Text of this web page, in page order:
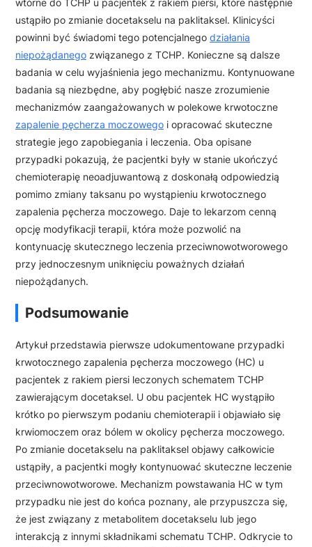
wtórne do TCHP u pacjentek z rakiem piersi, które następnie
ustąpiło po zmianie docetakselu na paklitaksel. Klinicyści
powinni być świadomi tego potencjalnego działania
niepożądanego związanego z TCHP. Konieczne są dalsze
badania w celu wyjaśnienia jego mechanizmu. Kontynuowane
badania są niezbędne, aby pogłębić nasze zrozumienie
mechanizmów zaangażowanych w polekowe krwotoczne
zapalenie pęcherza moczowego i opracować skuteczne
strategie jego zapobiegania i leczenia. Oba opisane
przypadki pokazują, że pacjentki były w stanie ukończyć
chemioterapię neoadjuwantową z doskonałą odpowiedzią
pomimo zmiany taksanu po wystąpieniu krwotocznego
zapalenia pęcherza moczowego. Daje to lekarzom cenną
opcję modyfikacji terapii, która może pozwolić na
kontynuację skutecznego leczenia przeciwnowotworowego
przy jednoczesnym uniknięciu poważnych działań
niepożądanych.
Podsumowanie
Artykuł przedstawia pierwsze udokumentowane przypadki
krwotocznego zapalenia pęcherza moczowego (HC) u
pacjentek z rakiem piersi leczonych schematem TCHP
zawierającym docetaksel. U obu pacjentek HC wystąpiło
krótko po pierwszym podaniu chemioterapii i objawiało się
krwiomoczem oraz bólem w okolicy pęcherza moczowego.
Po zmianie docetakselu na paklitaksel objawy całkowicie
ustąpiły, a pacjentki mogły kontynuować skuteczne leczenie
przeciwnowotworowe. Mechanizm powstawania HC w tym
przypadku nie jest do końca poznany, ale przypuszcza się,
że jest związany z metabolitem docetakselu lub jego
interakcją z innymi składnikami schematu TCHP. Odkrycie to